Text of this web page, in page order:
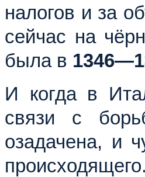
налогов и за
сейчас на
была в
И когда в
связи с
озадачена, и
происходящего.